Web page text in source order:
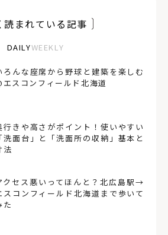
読まれている記事
DAILYWEEKLY
ろんな座席から野球と建築を楽しむ
エスコンフィールド北海道
行きや高さがポイント！使いやすい
「洗面台」と「洗面所の収納」基本と
法
クセス悪いってほんと？北広島駅→
スコンフィールド北海道まで歩いて
た